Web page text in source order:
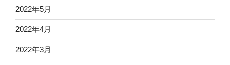
2022年5月
2022年4月
2022年3月